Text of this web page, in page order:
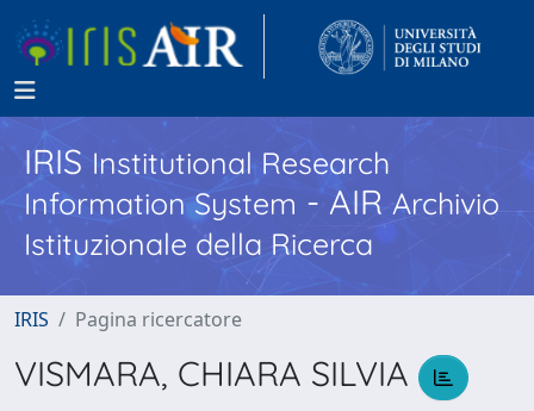
IRISInstitutional Research
Information System - AIR Archivio
Istituzionale della Ricerca
IRIS Pagina ricercatore
VISMARA, CHIARA SILVIA